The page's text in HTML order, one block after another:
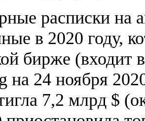
расписки на
в 2020 году,
бирже
на 24 ноября
7,2 млрд $